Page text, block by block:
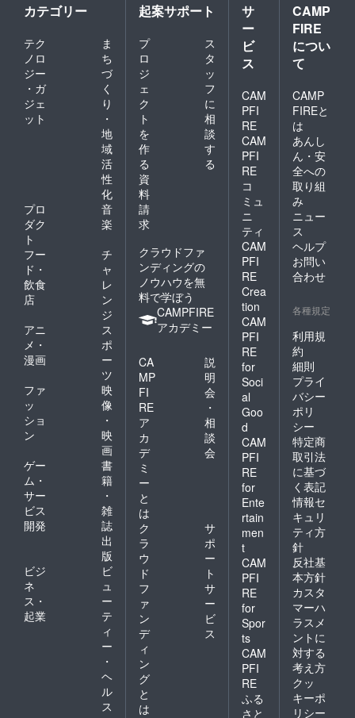
カテゴリー
テク
ノロ
ジー
・ガ
ジェ
ット
ま
ち
づ
く
り
・
地
域
活
性
化
プロ
ダク
ト
音
楽
フー
ド・
飲食
店
チ
ャ
レ
ン
ジ
アニ
メ・
漫画
ス
ポ
ー
ツ
ファ
ッ
ショ
ン
映
像
・
映
画
ゲー
ム・
サー
ビス
開発
書
籍
・
雑
誌
出
版
ビジ
ネ
ス・
起業
ビ
ュ
ー
テ
ィ
ー
・
ヘ
ル
ス
起案サポート
プ
ロ
ジ
ェ
ク
ト
を
作
る
ス
タ
ッ
フ
に
相
談
す
る
資
料
請
求
クラウドファ
ンディングの
ノウハウを無
料で学ぼう
CAMPFIRE
アカデミー
CA
MP
FI
RE
ア
カ
デ
ミ
ー
と
は
説
明
会
・
相
談
会
ク
ラ
ウ
ド
フ
ァ
ン
デ
ィ
ン
グ
と
は
サ
ポ
ー
ト
サ
ー
ビ
ス
サ
ー
ビ
ス
CAM
PFI
RE
CAM
PFI
RE
コ
ミュ
ニ
ティ
CAM
PFI
RE
Crea
tion
CAM
PFI
RE
for
Soci
al
Goo
d
CAM
PFI
RE
for
Ente
rtain
men
t
CAM
PFI
RE
for
Spor
ts
CAM
PFI
RE
ふる
さと
CAMP
FIRE
につい
て
CAMP
FIREと
は
あんし
ん・安
全への
取り組
み
ニュー
ス
ヘルプ
お問い
合わせ
各種規定
利用規
約
細則
プライ
バシー
ポリ
シー
特定商
取引法
に基づ
く表記
情報セ
キュリ
ティ方
針
反社基
本方針
カスタ
マーハ
ラスメ
ントに
対する
考え方
クッ
キーポ
リシー